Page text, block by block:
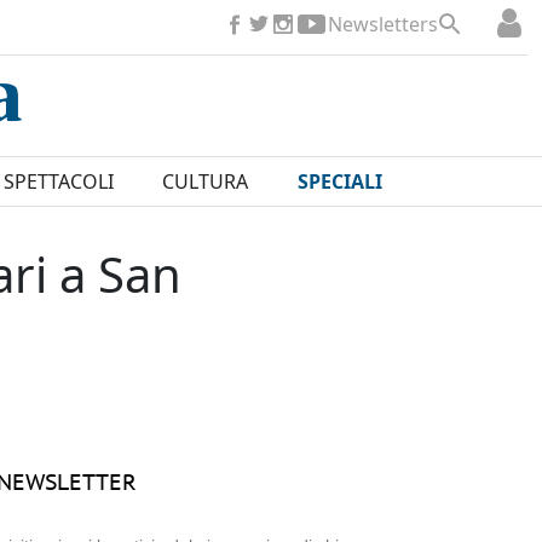
Newsletters
SPETTACOLI CULTURA SPECIALI
a San